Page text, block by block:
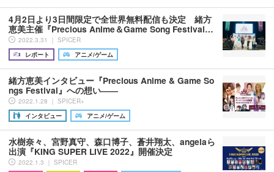
4月2日より3日間限定で全世界無料配信も決定 緒方
恵美主催『Precious Anime＆Game Song Festival…
2022.3.31 ｜ SPICER
レポート
アニメ/ゲーム
緒方恵美インタビュー『Precious Anime & Game So
ngs Festival』への想い――
2022.1.28 ｜ SPICER+
インタビュー
アニメ/ゲーム
水樹奈々、宮野真守、森口博子、蒼井翔太、angelaら
出演『KING SUPER LIVE 2022』開催決定
2022.1.3 ｜ SPICER